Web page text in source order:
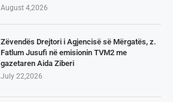
August 4,2026
Zëvendës Drejtori i Agjencisë së Mërgatës, z.
Fatlum Jusufi në emisionin TVM2 me
gazetaren Aida Ziberi
July 22,2026